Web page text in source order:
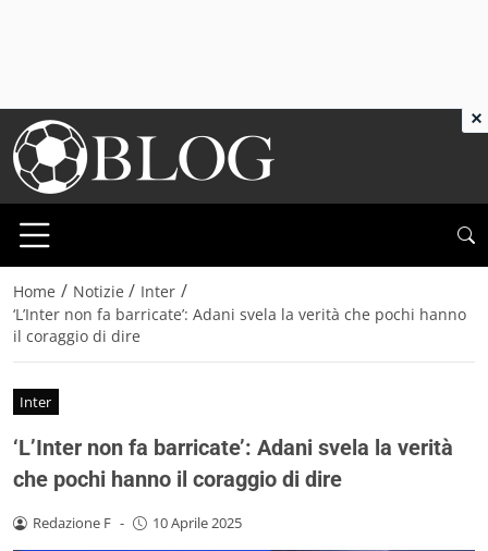
Home / Notizie / Inter /
‘L’Inter non fa barricate’: Adani svela la verità che pochi hanno
il coraggio di dire
Inter
‘L’Inter non fa barricate’: Adani svela la verità
che pochi hanno il coraggio di dire
Redazione F - 10 Aprile 2025
×